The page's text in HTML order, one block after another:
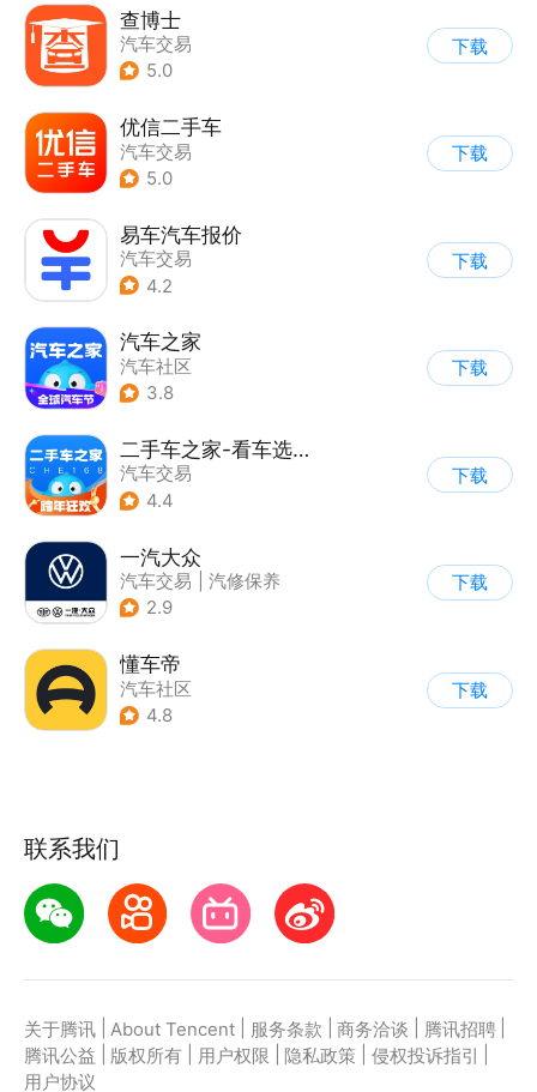
查博士
汽车交易
5.0
下载
优信二手车
汽车交易
5.0
下载
易车汽车报价
汽车交易
4.2
下载
汽车之家
汽车社区
3.8
下载
二手车之家-看车选车买车卖车
汽车交易
4.4
下载
一汽大众
汽车交易
汽修保养
2.9
下载
懂车帝
汽车社区
4.8
下载
联系我们
关于腾讯 About Tencent 服务条款 商务洽谈 腾讯招聘
腾讯公益
版权所有 用户权限 隐私政策 侵权投诉指引
用户协议